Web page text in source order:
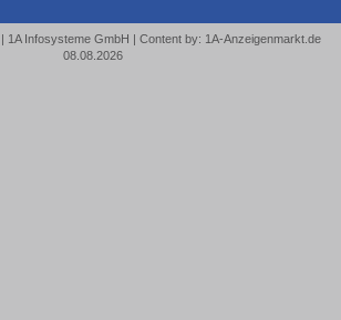
1A Infosysteme GmbH | Content by: 1A-Anzeigenmarkt.de
08.08.2026